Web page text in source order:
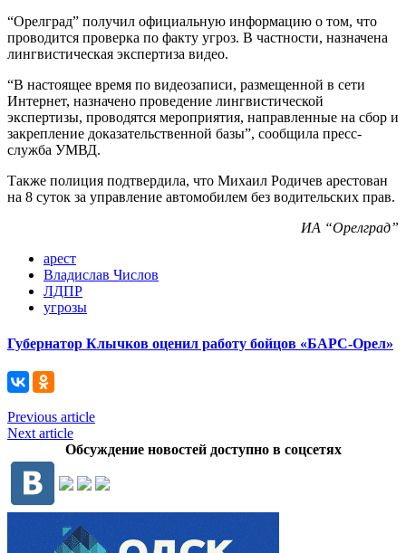
“Орелград” получил официальную информацию о том, что
проводится проверка по факту угроз. В частности, назначена
лингвистическая экспертиза видео.
“В настоящее время по видеозаписи, размещенной в сети
Интернет, назначено проведение лингвистической
экспертизы, проводятся мероприятия, направленные на сбор и
закрепление доказательственной базы”, сообщила пресс-
служба УМВД.
Также полиция подтвердила, что Михаил Родичев арестован
на 8 суток за управление автомобилем без водительских прав.
ИА “Орелград”
арест
Владислав Числов
ЛДПР
угрозы
Губернатор Клычков оценил работу бойцов «БАРС-Орел»
Previous article
Next article
Обсуждение новостей доступно в соцсетях